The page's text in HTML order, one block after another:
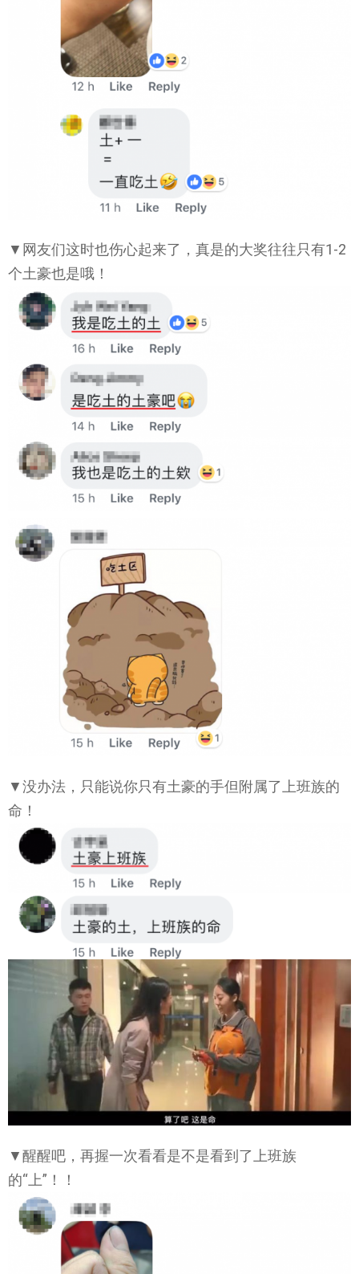
▼网友们这时也伤心起来了，真是的大奖往往只有1-2
个土豪也是哦！
▼没办法，只能说你只有土豪的手但附属了上班族的
命！
▼醒醒吧，再握一次看看是不是看到了上班族
的“上”！！